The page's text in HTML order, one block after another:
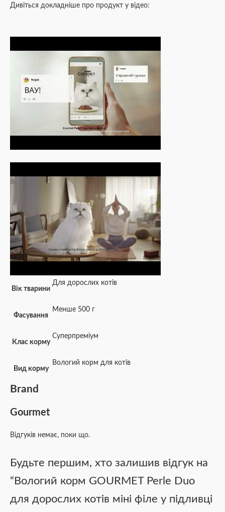
Дивіться докладніше про продукт у відео:
Вік тварини
Для дорослих котів
Фасування
Менше 500 г
Клас корму
Суперпреміум
Вид корму
Вологий корм для котів
Brand
Gourmet
Відгуків немає, поки що.
Будьте першим, хто залишив відгук на
“Вологий корм GOURMET Perle Duo
для дорослих котів міні філе у підливці